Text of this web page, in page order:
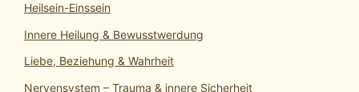
Heilsein-Einssein
Innere Heilung & Bewusstwerdung
Liebe, Beziehung & Wahrheit
Nervensystem – Trauma & innere Sicherheit